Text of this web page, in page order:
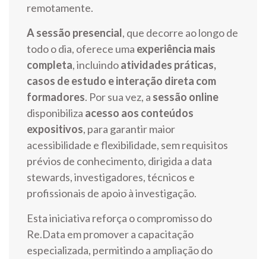
remotamente.
A sessão presencial, que decorre ao longo de
todo o dia, oferece uma experiência mais
completa, incluindoatividades práticas,
casos de estudo e interação direta com
formadores. Por sua vez, a sessão online
disponibiliza acesso aos conteúdos
expositivos, para garantir maior
acessibilidade e flexibilidade, sem requisitos
prévios de conhecimento, dirigida a data
stewards, investigadores, técnicos e
profissionais de apoio à investigação.
Esta iniciativa reforça o compromisso do
Re.Data em promover a capacitação
especializada, permitindo a ampliação do